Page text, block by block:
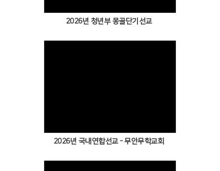
2026년 청년부 몽골단기선교
2026년 국내연합선교 - 무안무학교회